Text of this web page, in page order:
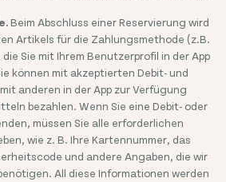
Beim Abschluss einer Reservierung wird
Artikels für die Zahlungsmethode (z.B.
Sie mit Ihrem Benutzerprofil in der App
können mit akzeptierten Debit- und
anderen in der App zur Verfügung
bezahlen. Wenn Sie eine Debit- oder
müssen Sie alle erforderlichen
wie z. B. Ihre Kartennummer, das
und andere Angaben, die wir
All diese Informationen werden